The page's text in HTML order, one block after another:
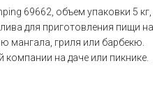
69662, объем упаковки 5 кг,
для приготовления пищи на
мангала, гриля или барбекю.
компании на даче или пикнике.